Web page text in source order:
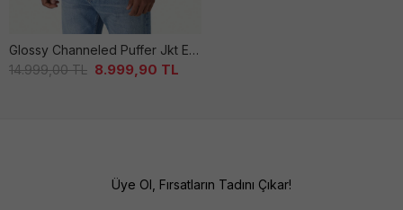
Glossy Channeled Puffer Jkt Erkek Si̇yah Mont
14.999,00TL 8.999,90 TL
Üye Ol, Fırsatların Tadını Çıkar!